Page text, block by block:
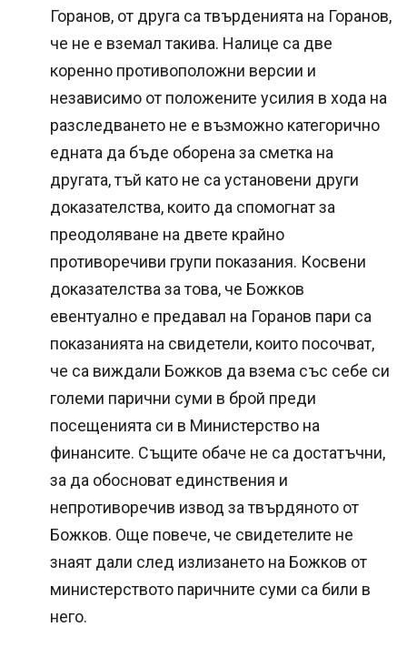
Горанов, от друга са твърденията на Горанов,
че не е вземал такива. Налице са две
коренно противоположни версии и
независимо от положените усилия в хода на
разследването не е възможно категорично
едната да бъде оборена за сметка на
другата, тъй като не са установени други
доказателства, които да спомогнат за
преодоляване на двете крайно
противоречиви групи показания. Косвени
доказателства за това, че Божков
евентуално е предавал на Горанов пари са
показанията на свидетели, които посочват,
че са виждали Божков да взема със себе си
големи парични суми в брой преди
посещенията си в Министерство на
финансите. Същите обаче не са достатъчни,
за да обосноват единствения и
непротиворечив извод за твърдяното от
Божков. Още повече, че свидетелите не
знаят дали след излизането на Божков от
министерството паричните суми са били в
него.